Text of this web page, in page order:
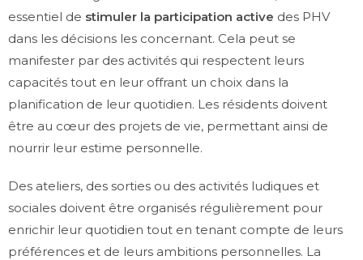
essentiel de stimuler la participation active des PHV
dans les décisions les concernant. Cela peut se
manifester par des activités qui respectent leurs
capacités tout en leur offrant un choix dans la
planification de leur quotidien. Les résidents doivent
être au cœur des projets de vie, permettant ainsi de
nourrir leur estime personnelle.
Des ateliers, des sorties ou des activités ludiques et
sociales doivent être organisés régulièrement pour
enrichir leur quotidien tout en tenant compte de leurs
préférences et de leurs ambitions personnelles. La